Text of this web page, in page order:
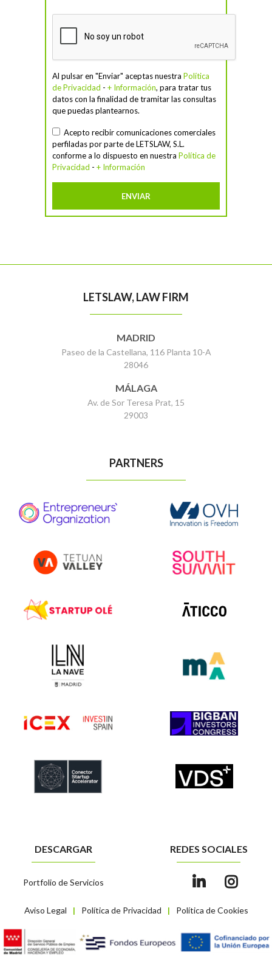
Al pulsar en "Enviar" aceptas nuestra Política
de Privacidad - + Información, para tratar tus
datos con la finalidad de tramitar las consultas
que puedas plantearnos.
Acepto recibir comunicaciones comerciales
perfiladas por parte de LETSLAW, S.L.
conforme a lo dispuesto en nuestra Política de
Privacidad - + Información
LETSLAW, LAW FIRM
MADRID
Paseo de la Castellana, 116 Planta 10-A
28046
MÁLAGA
Av. de Sor Teresa Prat, 15
29003
PARTNERS
Aviso Legal | Política de Privacidad | Política de Cookies
DESCARGAR
Portfolio de Servicios
REDES SOCIALES